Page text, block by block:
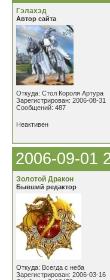
Гэлахэд
Автор сайта
Откуда: Стол Короля Артура
Зарегистрирован: 2006-08-31
Сообщений: 487
Неактивен
2006-09-01
Золотой Дракон
Бывший редактор
Откуда: Всегда с неба
Зарегистрирован: 2006-03-16